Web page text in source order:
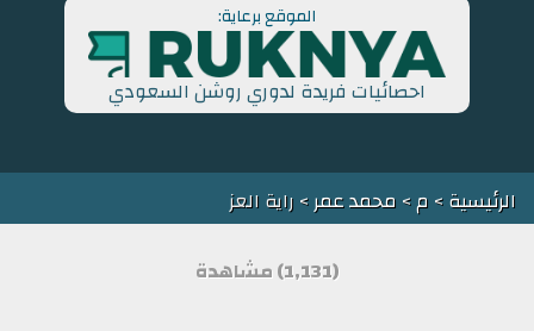
الموقع برعاية:
احصائيات فريدة لدوري روشن السعودي
الرئيسية> م> محمد عمر> راية العز
(1,131) مشاهدة